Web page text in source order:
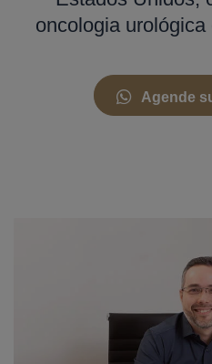
oncologia
Agende